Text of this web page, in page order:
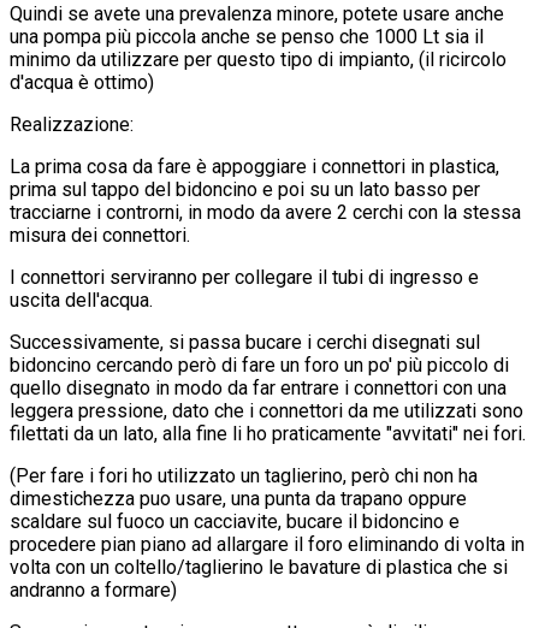
Quindi se avete una prevalenza minore, potete usare anche
una pompa più piccola anche se penso che 1000 Lt sia il
minimo da utilizzare per questo tipo di impianto, (il ricircolo
d'acqua è ottimo)
Realizzazione:
La prima cosa da fare è appoggiare i connettori in plastica,
prima sul tappo del bidoncino e poi su un lato basso per
tracciarne i controrni, in modo da avere 2 cerchi con la stessa
misura dei connettori.
I connettori serviranno per collegare il tubi di ingresso e
uscita dell'acqua.
Successivamente, si passa bucare i cerchi disegnati sul
bidoncino cercando però di fare un foro un po' più piccolo di
quello disegnato in modo da far entrare i connettori con una
leggera pressione, dato che i connettori da me utilizzati sono
filettati da un lato, alla fine li ho praticamente "avvitati" nei fori.
(Per fare i fori ho utilizzato un taglierino, però chi non ha
dimestichezza puo usare, una punta da trapano oppure
scaldare sul fuoco un cacciavite, bucare il bidoncino e
procedere pian piano ad allargare il foro eliminando di volta in
volta con un coltello/taglierino le bavature di plastica che si
andranno a formare)